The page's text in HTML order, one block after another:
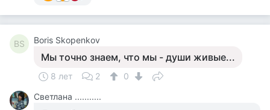
BS Boris Skopenkov
Мы точно знаем, что мы - души живые...
8 лет 2
0
Светлана ...........